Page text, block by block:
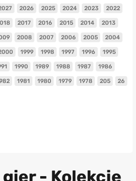
2026 2025 2024 2023 2022
2017 2016 2015 2014 2013
2008 2007 2006 2005 2004
1999 1998 1997 1996 1995
1990 1989 1988 1987 1986
1981 1980 1979 1978 205 26
- Kolekcje